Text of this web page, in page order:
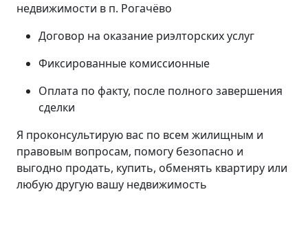
недвижимости в п. Рогачёво
Договор на оказание риэлторских услуг
Фиксированные комиссионные
Оплата по факту, после полного завершения
сделки
Я проконсультирую вас по всем жилищным и
правовым вопросам, помогу безопасно и
выгодно продать, купить, обменять квартиру или
любую другую вашу недвижимость